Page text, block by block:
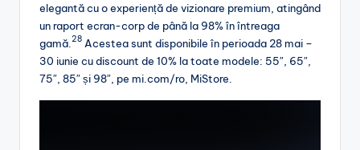
elegantă cu o experiență de vizionare premium, atingând
un raport ecran-corp de până la 98% în întreaga
gamă. 28 Acestea sunt disponibile în perioada 28 mai –
30 iunie cu discount de 10% la toate modele: 55″, 65″,
75″, 85″ și 98″, pe mi.com/ro, MiStore.